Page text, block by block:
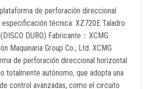
de perforación direccional
técnica: XZ720E Taladro
DURO) Fabricante：XCMG
Maquinaria Group Co.; Ltd. XCMG
de perforación direccional horizontal
totalmente autónomo, que adopta una
control avanzadas, como el circuito